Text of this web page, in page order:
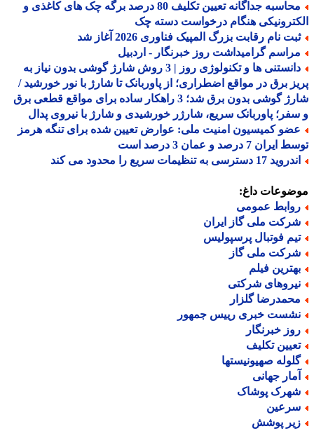
محاسبه جداگانه تعیین تکلیف 80 درصد برگه چک های کاغذی و
هنگام درخواست دسته چک
نام رقابت بزرگ المپیک فناوری 2026 آغاز شد
گرامیداشت روز خبرنگار - اردبیل
دانستنی ها و تکنولوژی روز | 3 روش شارژ گوشی بدون نیاز به
برق در مواقع اضطراری؛ از پاوربانک تا شارژ با نور خورشید /
شارژ گوشی بدون برق شد؛ 3 راهکار ساده برای مواقع قطعی برق
پاوربانک سریع، شارژر خورشیدی و شارژ با نیروی پدال
کمیسیون امنیت ملی: عوارض تعیین شده برای تنگه هرمز
7 درصد و عمان 3 درصد است
دسترسی به تنظیمات سریع را محدود می کند
داغ:
عمومی
ملی گاز ایران
فوتبال پرسپولیس
ملی گاز
فیلم
شرکتی
گلزار
خبری رییس جمهور
خبرنگار
تکلیف
صهیونیستها
جهانی
پوشاک
پوشش